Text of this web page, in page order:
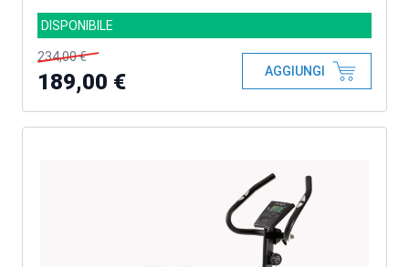
DISPONIBILE
234,00 €
189,00 € AGGIUNGI